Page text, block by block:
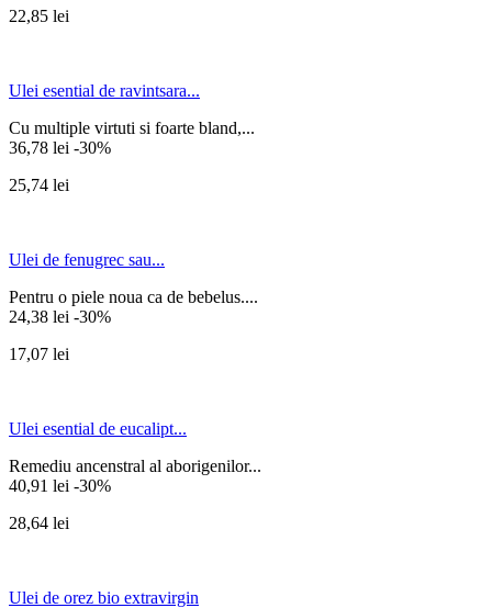
22,85 lei
Ulei esential de ravintsara...
Cu multiple virtuti si foarte bland,...
36,78 lei -30%
25,74 lei
Ulei de fenugrec sau...
Pentru o piele noua ca de bebelus....
24,38 lei -30%
17,07 lei
Ulei esential de eucalipt...
Remediu ancenstral al aborigenilor...
40,91 lei -30%
28,64 lei
Ulei de orez bio extravirgin